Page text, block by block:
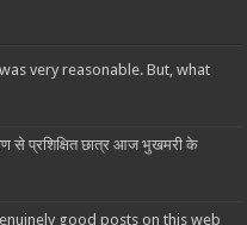
very reasonable. But, what
से प्रशिक्षित छात्र आज भुखमरी के
good posts on this web